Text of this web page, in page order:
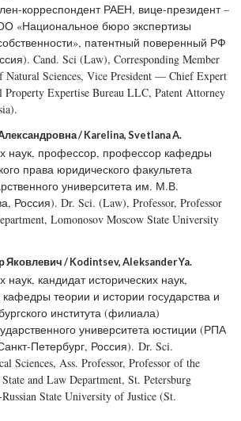
корреспондент РАЕН, вице-президент –
«Национальное бюро экспертизы
патентный поверенный РФ
Cand. Sci (Law), Corresponding Member
Natural Sciences, Vice President — Chief Expert
Expertise Bureau LLC, Patent Attorney
/ Karelina, Svetlana A.
наук, профессор, профессор кафедры
права юридического факультета
университета им. М.В.
Россия). Dr. Sci. (Law), Professor, Professor
Lomonosov Moscow State University
Яковлевич / Kodintsev, Aleksander Ya.
наук, кандидат исторических наук,
теории и истории государства и
института (филиала)
университета юстиции (РПА
Петербург, Россия). Dr. Sci.
Sciences, Ass. Professor, Professor of the
and Law Department, St. Petersburg
State University of Justice (St.